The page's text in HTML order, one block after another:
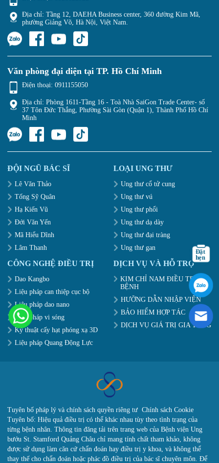
Địa chỉ: Tầng 12, DAEHA Business center, 360 đường Kim Mã,
phường Giảng Võ, Hà Nội, Việt Nam.
Văn phòng đại diện tại TP. Hồ Chí Minh
Điện thoại: 0911155050
Địa chỉ: Phòng 1611-Tầng 16 - Toà Nhà SaiGon Trade Center- số
37 Tôn Đức Thắng, Phường Sài Gòn (Quận 1), Thành Phố Hồ Chí
Minh
ĐỘI NGŨ BÁC SĨ
Lê Văn Thảo
Tống Sỹ Quân
Hạ Kiến Vũ
Đới Văn Yến
Mã Hiểu Dĩnh
Lâm Thanh
LOẠI UNG THƯ
Ung thư cổ tử cung
Ung thư vú
Ung thư phổi
Ung thư dạ dày
Ung thư đại tràng
Ung thư gan
CÔNG NGHỆ ĐIỀU TRỊ
Dao Kangbo
Liệu pháp can thiệp cục bộ
Liệu pháp dao nano
Liệu pháp vi sóng
Kỹ thuật cấy hạt phóng xạ 3D
Liệu pháp Quang Động Lực
DỊCH VỤ VÀ HỖ TRỢ
KIM CHỈ NAM ĐIỀU TRỊ
BỆNH
HƯỠNG DẪN NHẬP VIỆN
BẢO HIỂM HỢP TÁC
DỊCH VỤ GIÁ TRỊ GIA TĂNG
Tuyên bố pháp lý và chính sách quyền riêng tư Chính sách Cookie
Tuyên bố: Hiệu quả điều trị có thể khác nhau tùy theo tình trạng của
từng bệnh nhân. Thông tin đăng tải trên trang web của Bệnh viện Ung
bướu St. Stamford Quảng Châu chỉ mang tính chất tham khảo, không
được sử dụng làm căn cứ chẩn đoán hay điều trị y khoa, và không thể
thay thế cho chẩn đoán hoặc phác đồ điều trị của bác sĩ chuyên môn. Để